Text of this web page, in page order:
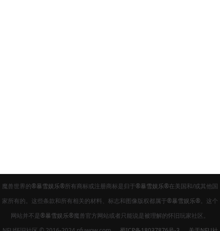
魔兽世界的®暴雪娱乐®所有商标或注册商标是归于®暴雪娱乐®在美国和/或其他国
家所有的。这些条款和所有相关的材料、标志和图像版权都属于®暴雪娱乐®。这个
网站并不是®暴雪娱乐®魔兽官方网站或者只能说是被理解的怀旧玩家社区。